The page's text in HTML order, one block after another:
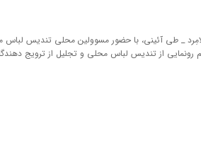
_ طی آئینی، با حضور مسوولین محلی تندیس لباس
رونمایی از تندیس لباس محلی و تجلیل از ترویج